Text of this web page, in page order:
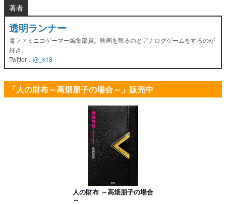
著者
透明ランナー
電ファミニコゲーマー編集部員。映画を観るのとアナログゲームをするのが
好き。
Twitter： @_k18
「人の財布～高畑朋子の場合～」販売中
人の財布 ～高畑朋子の場合
～